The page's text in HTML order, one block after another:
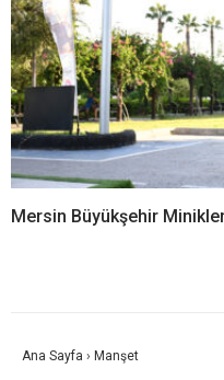
Mersin Büyükşehir
Ana Sayfa › Manşet